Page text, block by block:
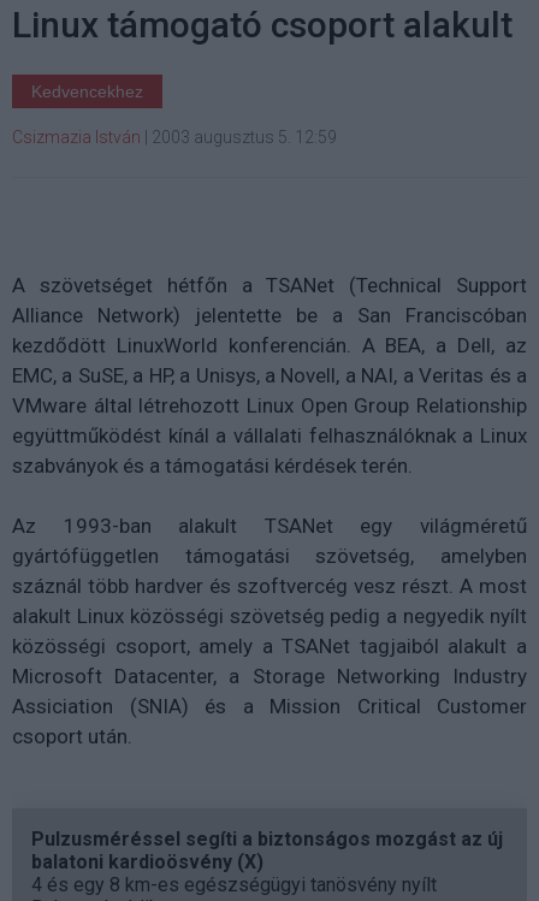
Linux támogató csoport alakult
Kedvencekhez
Csizmazia István 2003 augusztus 5. 12:59
A szövetséget hétfőn a TSANet (Technical Support
Alliance Network) jelentette be a San Franciscóban
kezdődött LinuxWorld konferencián. A BEA, a Dell, az
EMC, a SuSE, a HP, a Unisys, a Novell, a NAI, a Veritas és a
VMware által létrehozott Linux Open Group Relationship
együttműködést kínál a vállalati felhasználóknak a Linux
szabványok és a támogatási kérdések terén.
Az 1993-ban alakult TSANet egy világméretű
gyártófüggetlen támogatási szövetség, amelyben
száznál több hardver és szoftvercég vesz részt. A most
alakult Linux közösségi szövetség pedig a negyedik nyílt
közösségi csoport, amely a TSANet tagjaiból alakult a
Microsoft Datacenter, a Storage Networking Industry
Assiciation (SNIA) és a Mission Critical Customer
csoport után.
Pulzusméréssel segíti a biztonságos mozgást az új
balatoni kardioösvény (X)
4 és egy 8 km-es egészségügyi tanösvény nyílt